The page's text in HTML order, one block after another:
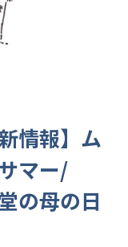
情報】ム
マー/
の母の日